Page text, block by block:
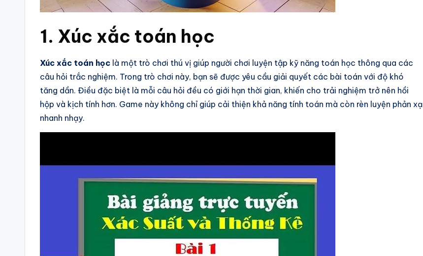
1. Xúc xắc toán học
Xúc xắc toán học là một trò chơi thú vị giúp người chơi luyện tập kỹ năng toán học thông qua các
câu hỏi trắc nghiệm. Trong trò chơi này, bạn sẽ được yêu cầu giải quyết các bài toán với độ khó
tăng dần. Điều đặc biệt là mỗi câu hỏi đều có giới hạn thời gian, khiến cho trải nghiệm trở nên hồi
hộp và kịch tính hơn. Game này không chỉ giúp cải thiện khả năng tính toán mà còn rèn luyện phản xạ
nhanh nhạy.